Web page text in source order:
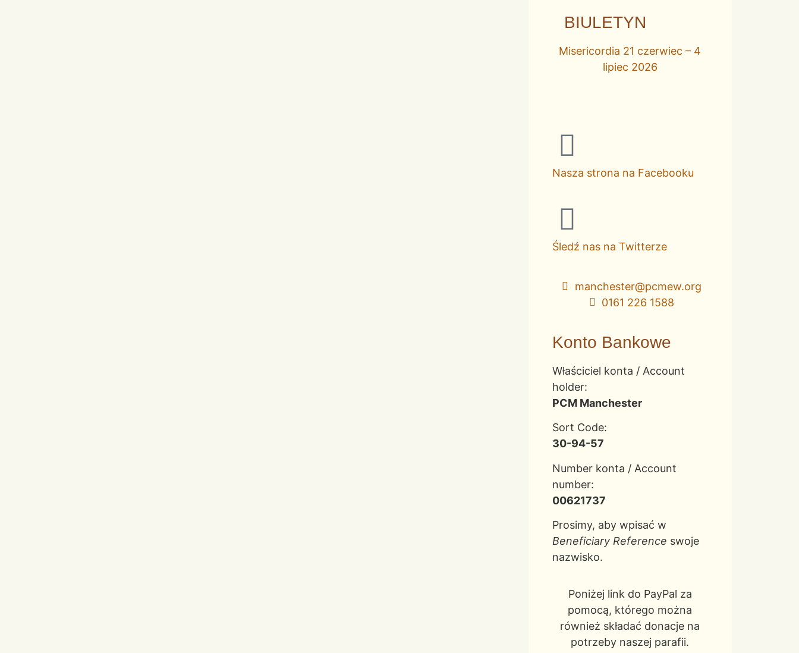
BIULETYN
Misericordia 21 czerwiec – 4
lipiec 2026
Nasza strona na Facebooku
Śledź nas na Twitterze
manchester@pcmew.org
0161 226 1588
Konto Bankowe
Właściciel konta / Account
holder:
PCM Manchester
Sort Code:
30-94-57
Number konta / Account
number:
00621737
Prosimy, aby wpisać w
Beneficiary Reference swoje
nazwisko.
Poniżej link do PayPal za
pomocą, którego można
również składać donacje na
potrzeby naszej parafii.